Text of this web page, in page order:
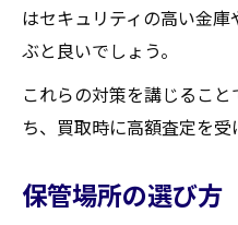
はセキュリティの高い金
ぶと良いでしょう。
これらの対策を講じるこ
ち、買取時に高額査定を受
保管場所の選び方